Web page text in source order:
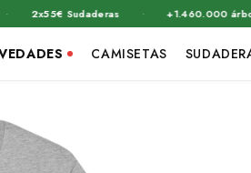
2x55€ Sudaderas · +1.460.000 árboles
CAMISETAS